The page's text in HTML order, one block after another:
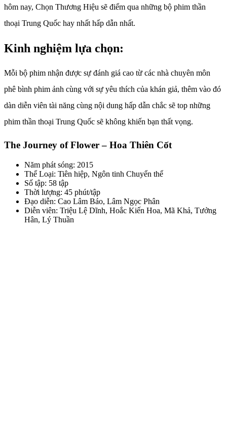
hôm nay, Chọn Thương Hiệu sẽ điểm qua những bộ phim thần
thoại Trung Quốc hay nhất hấp dẫn nhất.
Kinh nghiệm lựa chọn:
Mỗi bộ phim nhận được sự đánh giá cao từ các nhà chuyên môn
phê bình phim ảnh cùng với sự yêu thích của khán giả, thêm vào đó
dàn diễn viên tài năng cùng nội dung hấp dẫn chắc sẽ top những
phim thần thoại Trung Quốc sẽ không khiến bạn thất vọng.
The Journey of Flower – Hoa Thiên Cốt
Năm phát sóng: 2015
Thể Loại: Tiên hiệp, Ngôn tinh Chuyển thể
Số tập: 58 tập
Thời lượng: 45 phút/tập
Đạo diễn: Cao Lâm Báo, Lâm Ngọc Phân
Diễn viên: Triệu Lệ Dĩnh, Hoắc Kiến Hoa, Mã Khả, Tưởng
Hân, Lý Thuần